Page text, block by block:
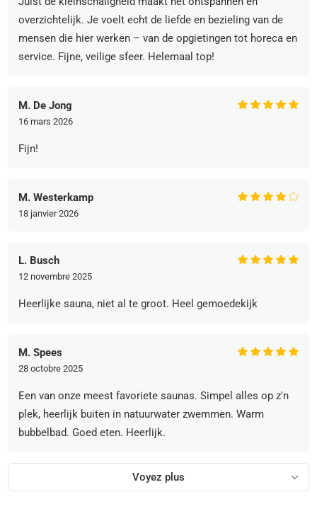
overzichtelijk. Je voelt echt de liefde en bezieling van de
mensen die hier werken – van de opgietingen tot horeca en
service. Fijne, veilige sfeer. Helemaal top!
M. De Jong
16 mars 2026
Fijn!
M. Westerkamp
18 janvier 2026
L. Busch
12 novembre 2025
Heerlijke sauna, niet al te groot. Heel gemoedekijk
M. Spees
28 octobre 2025
Een van onze meest favoriete saunas. Simpel alles op z'n
plek, heerlijk buiten in natuurwater zwemmen. Warm
bubbelbad. Goed eten. Heerlijk.
Voyez plus